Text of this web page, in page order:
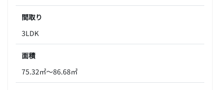
間取り
3LDK
面積
75.32㎡～86.68㎡